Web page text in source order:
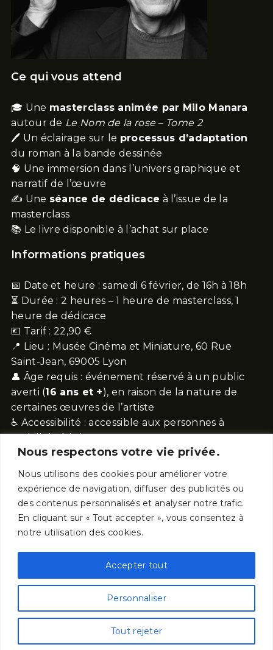
Nous respectons votre vie privée.
Nous utilisons des cookies pour améliorer votre
expérience de navigation, diffuser des publicités ou
des contenus personnalisés et analyser notre trafic.
En cliquant sur « Tout accepter », vous consentez à
notre utilisation des cookies.
Personnaliser
Tout rejeter
Accepter tout
Ce qui vous attend
🎓 Une masterclass animée par Milo Manara
autour de Le Nom de la rose – Tome 2
🖊 Un éclairage sur le processus d’adaptation
du roman à la bande dessinée
🧠 Une immersion dans l’univers graphique et
narratif de l’œuvre
✍️ Une séance de dédicace à l’issue de la
masterclass
📚 Le livre disponible à l’achat sur place
Informations pratiques
📅 Date et heure : samedi 6 février, de 16h à 18h
⏳ Durée : 2 heures – 1 heure de masterclass, 1
heure de dédicace
💶 Tarif : 22,90 €
📍 Lieu : Musée Cinéma et Miniature, 60 Rue
Saint-Jean, 69005 Lyon
👤 Âge requis : événement réservé à un public
averti (16 ans et +), en raison de la nature de
certaines œuvres de l’artiste
♿ Accessibilité : accessible aux personnes à
🎟️ Capacité très limitée (35 places)
réservation fortement conseillée.
Musée Cinéma & Miniature
69005 Lyon - France